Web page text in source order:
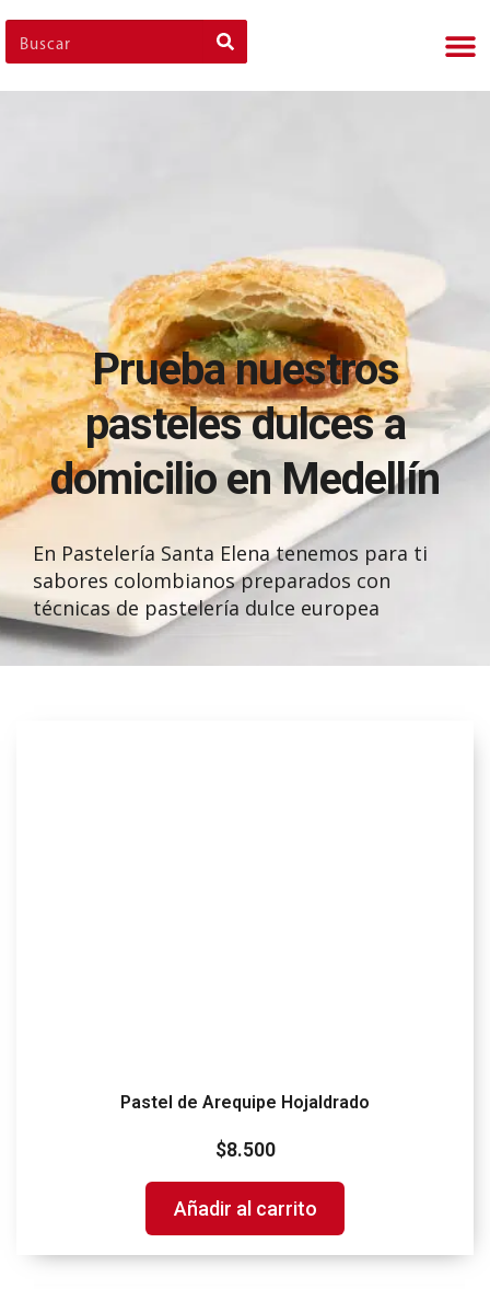
Prueba nuestros
pasteles dulces a
domicilio en Medellín
En Pastelería Santa Elena tenemos para ti
sabores colombianos preparados con
técnicas de pastelería dulce europea
Pastel de Arequipe Hojaldrado
$8.500
Añadir al carrito